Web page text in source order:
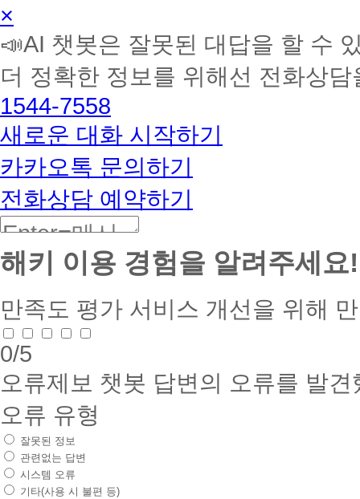
AI
학
습
토
커
BETA
×
📣AI 챗봇은 잘못된 대답을 할 수
더 정확한 정보를 위해선 전화상
1544-7558
새로운 대화 시작하기
카카오톡 문의하기
전화상담 예약하기
해키 이용 경험을 알려주세요!
만족도 평가 서비스 개선을 위해
0/5
오류제보 챗봇 답변의 오류를 발
오류 유형
잘못된 정보
관련없는 답변
시스템 오류
기타(사용 시 불편 등)